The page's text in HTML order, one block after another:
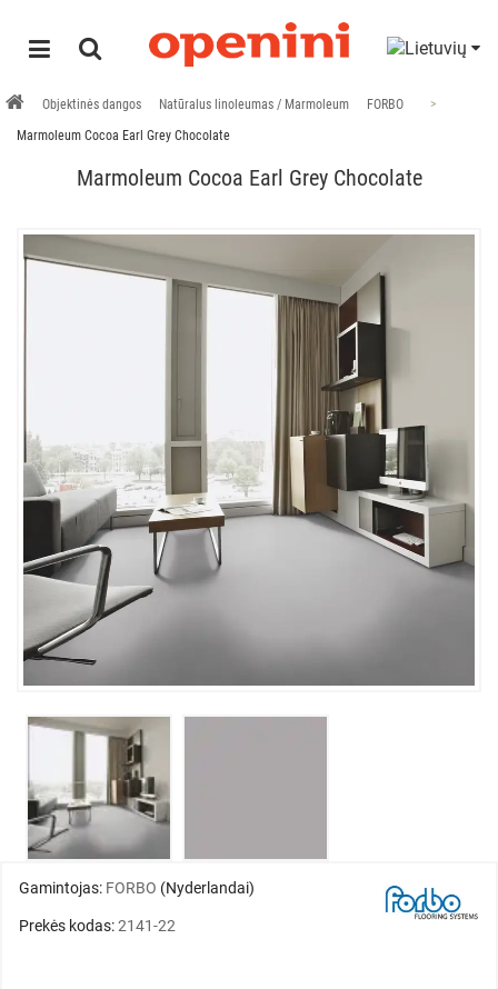
Objektinės dangos Natūralus linoleumas / Marmoleum
FORBO
Marmoleum Cocoa Earl Grey Chocolate
Marmoleum Cocoa Earl Grey Chocolate
Gamintojas: FORBO (Nyderlandai)
Prekės kodas:2141-22